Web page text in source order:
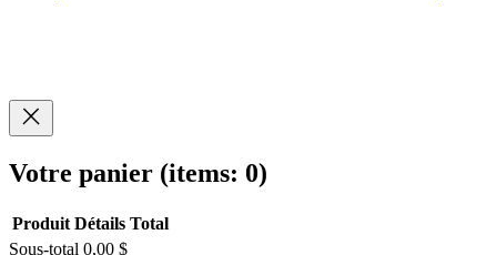
Votre panier (items: 0)
Produit Détails Total
Sous-total 0,00 $